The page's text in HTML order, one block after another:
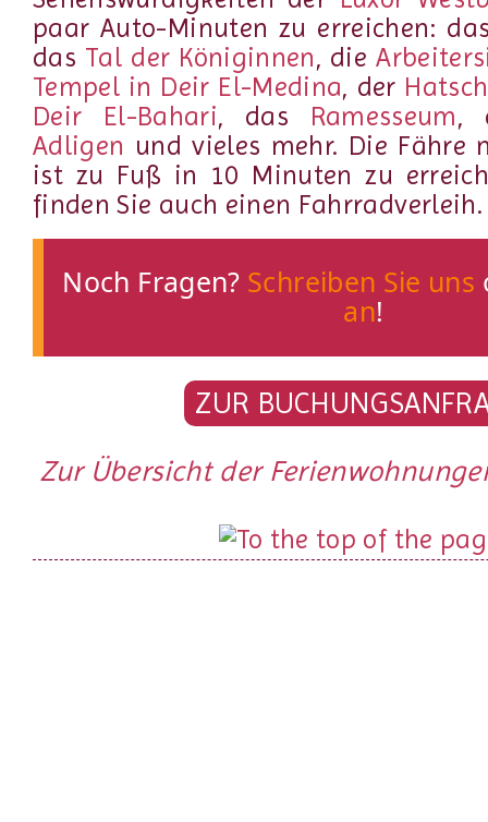
paar Auto-Minuten zu erreichen:
das Tal der Königinnen, die
Tempel in Deir El-Medina, der
Deir El-Bahari, das Ramesseum,
Adligen und vieles mehr. Die Fähre
ist zu Fuß in 10 Minuten zu
finden Sie auch einen Fahrradverleih.
Noch Fragen? Schreiben Sie uns
an!
ZUR
Zur Übersicht der